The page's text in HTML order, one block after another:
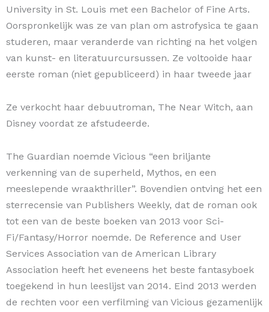
University in St. Louis met een Bachelor of Fine Arts.
Oorspronkelijk was ze van plan om astrofysica te gaan
studeren, maar veranderde van richting na het volgen
van kunst- en literatuurcursussen. Ze voltooide haar
eerste roman (niet gepubliceerd) in haar tweede jaar
Ze verkocht haar debuutroman, The Near Witch, aan
Disney voordat ze afstudeerde.
The Guardian noemde Vicious “een briljante
verkenning van de superheld, Mythos, en een
meeslepende wraakthriller”. Bovendien ontving het een
sterrecensie van Publishers Weekly, dat de roman ook
tot een van de beste boeken van 2013 voor Sci-
Fi/Fantasy/Horror noemde. De Reference and User
Services Association van de American Library
Association heeft het eveneens het beste fantasyboek
toegekend in hun leeslijst van 2014. Eind 2013 werden
de rechten voor een verfilming van Vicious gezamenlijk